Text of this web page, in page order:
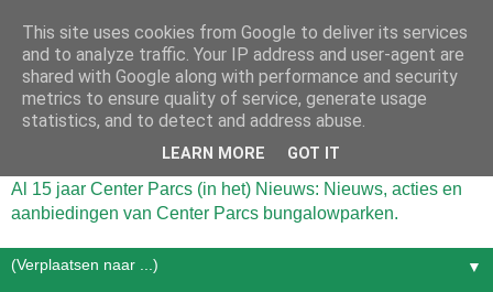
Al 15 jaar Center Parcs (in het) Nieuws: Nieuws, acties en
aanbiedingen van Center Parcs bungalowparken.
▼
This site uses cookies from Google to deliver its services
and to analyze traffic. Your IP address and user-agent are
shared with Google along with performance and security
metrics to ensure quality of service, generate usage
statistics, and to detect and address abuse.
LEARN MORE GOT IT